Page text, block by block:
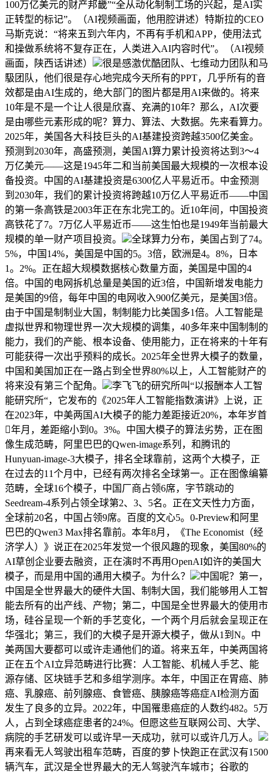
100万亿美元的财产邦畿”“全从动化制制工场的兴起，是AI实
正转型的标记”。（AI视频画面，他用腔讲述）特斯拉的CEO
马斯克说：“将来五到六年内，不再有手机和APP，使用法式
和操做系统将不复存正在，人类进入AI内容时代”。（AI视频
画面，陕西话讲述）
很是感激优酷团队、七维动力团队和马
馺团队，他们很是存心地完成今天所有的PPT，几乎所有的音
效都是由AI生成的，绝大部门的图片都是用AI来做的。将来
10年是不是一个让人很是欣喜、充满的10年？那么，AI次要
是由哪些元素形成的呢？算力、算法、大数据。先来看算力。
2025年，美国各大科技巨头的AI基建投资跨越3500亿美金。
预测到2030年，高盛预测，美国AI算力累计投资将达到3～4
万亿美元——这是1945年二和当前美国最大规模的一次根本设
备投资。中国的AI基建投资是6300亿人平易近币。中金预测
到2030年，我们的累计投资将跨越10万亿人平易近币——中国
的第一条高铁是2003年正在东北完工的。近10年间，中国投资
高铁花了7。7万亿人平易近币——这生怕也是1949年当前最大
规模的单一财产项目投资。
全球算力分布，美国占到了74。
5%，中国14%，美国是中国的5。3倍，欧洲是4。8%，日本
1。2%。正在超大规模数据核心数量方面，美国是中国的4
倍。中国的电网拆机总量是美国的近3倍，中国新增发电能力
是美国的9倍，每年中国的电网收入900亿美元，是美国3倍。
由于中国是制制业大国，制制能力比美国多1倍。人工智能是
虚拟世界和物理世界一次大规模的调集，40多年来中国制制的
能力，我们的产能、根本设备、使用能力，正在将来的十年有
可能获得一次出乎预料的成长。2025年全世界大模子的数量，
中国和美国加正在一路占到全世界80%以上，人工智能财产的
将来没有第三个配角。
李飞飞的研究所叫“以报酬本人工智
能研究所“，它发布的《2025年人工智能指数演讲》上说，正
在2023年，中美两国AI大模子的能力差距接近20%，本年岁首
年月，差距缩小到0。3%。中国大模子的算法劣势，正在图
像生成范畴，阿里巴巴的Qwen-image系列，和腾讯的
Hunyuan-image-3大模子，排名全球靠前，这两个大模子，正
在过去的11个月中，已经有两次排名全球第一。正在图像编纂
范畴，全球16个模子，中国厂商占领6席，字节跳动的
Seedream-4系列占领全球第2、3、5名。正在文天性力方面，
全球前20名，中国占领9席。百度的文心5。0-Preview和阿里
巴巴的Qwen3 Max排名靠前。本年8月，《The Economist（经
济学人）》说正在2025年发觉一个很风趣的现象，美国80%的
AI草创企业要去融资，正在演时不再用OpenAI如许的美国大
模子，而是用中国的通用大模子。为什么？
中国呢？第一，
中国是全世界最大的硬件大国、制制大国，我们能够用人工智
能去所有的出产线、产物；第二，中国是全世界最大的使用市
场，硅谷呈现一个新的手艺变化，一个两个月后就会呈现正在
华强北；第三，我们的大模子是开源大模子，做从1到N。中
美两国大要都可以或许走通他们的道。将来五年，中美两国将
正在五个AI立异范畴进行比赛：人工智能、机械人手艺、能
源存储、区块链手艺和多组学测序。本年，中国正在胃癌、肺
癌、乳腺癌、前列腺癌、食管癌、胰腺癌等癌症AI检测方面
发生了良多的立异。2022年，中国罹患癌症的人数约482。5万
人，占到全球癌症患者的24%。但愿这些互联网公司、大学、
病院的手艺研发可以或许早一天成功，就可以或许几万人。
再来看无人驾驶出租车范畴，百度的萝卜快跑正在武汉有1500
辆汽车，武汉是全世界最大的无人驾驶汽车城市；谷歌的